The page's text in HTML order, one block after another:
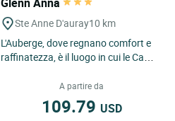
Ste Anne D'auray10 km
L'Auberge, dove regnano comfort e
raffinatezza, è il luogo in cui le Case
un momento...A partire da
109.79 USD